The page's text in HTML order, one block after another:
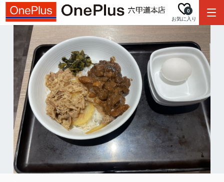
お気に入り
0